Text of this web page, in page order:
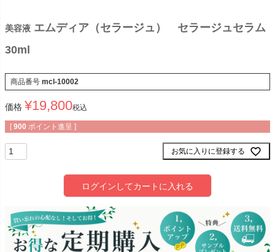
美容液 エムディア（セラージュ） セラージュセラム
30ml
商品番号 mcl-10002
価格 ¥19,800税込
[ 900 ポイント進呈 ]
お気に入りに登録する
ログインしてカートに入れる